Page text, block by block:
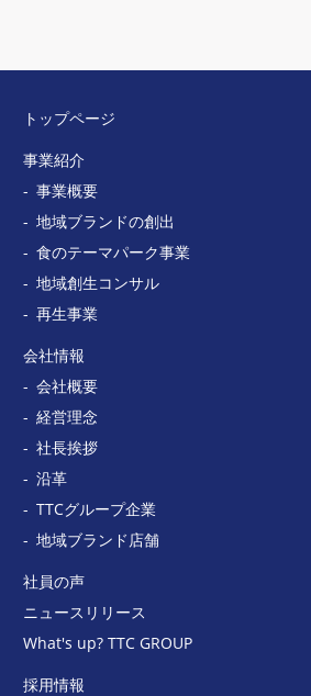
トップページ
事業紹介
事業概要
地域ブランドの創出
食のテーマパーク事業
地域創生コンサル
再生事業
会社情報
会社概要
経営理念
社長挨拶
沿革
TTCグループ企業
地域ブランド店舗
社員の声
ニュースリリース
What's up? TTC GROUP
採用情報